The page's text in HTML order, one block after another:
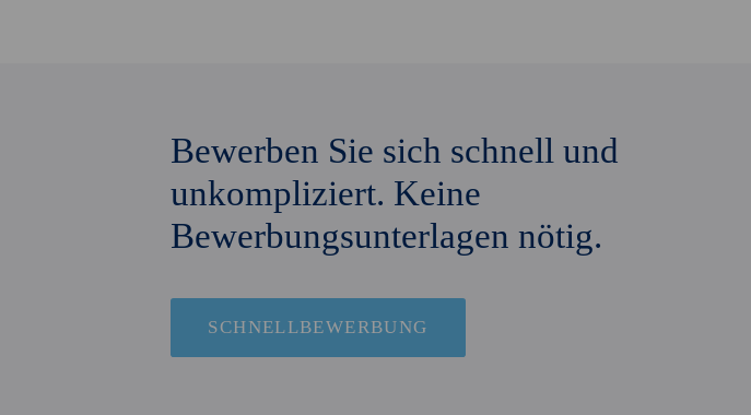
Bewerben Sie sich schnell und
unkompliziert. Keine
Bewerbungs­unterlagen nötig.
SCHNELLBEWERBUNG